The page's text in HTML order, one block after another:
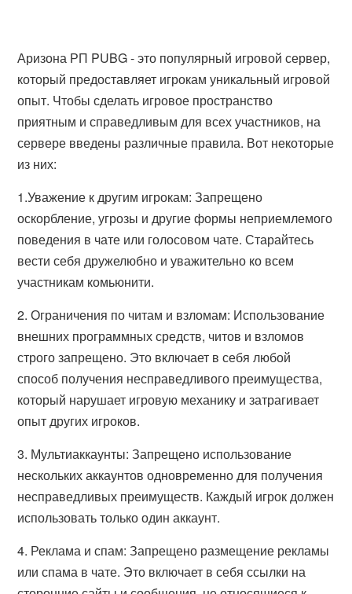
Аризона РП PUBG - это популярный игровой сервер,
который предоставляет игрокам уникальный игровой
опыт. Чтобы сделать игровое пространство
приятным и справедливым для всех участников, на
сервере введены различные правила. Вот некоторые
из них:
1.Уважение к другим игрокам: Запрещено
оскорбление, угрозы и другие формы неприемлемого
поведения в чате или голосовом чате. Старайтесь
вести себя дружелюбно и уважительно ко всем
участникам комьюнити.
2. Ограничения по читам и взломам: Использование
внешних программных средств, читов и взломов
строго запрещено. Это включает в себя любой
способ получения несправедливого преимущества,
который нарушает игровую механику и затрагивает
опыт других игроков.
3. Мультиаккаунты: Запрещено использование
нескольких аккаунтов одновременно для получения
несправедливых преимуществ. Каждый игрок должен
использовать только один аккаунт.
4. Реклама и спам: Запрещено размещение рекламы
или спама в чате. Это включает в себя ссылки на